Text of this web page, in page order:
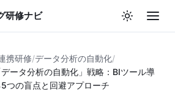
研修ナビ
携研修/データ分析の自動化/
ータ分析の自動化」戦略：BIツール導
つの盲点と回避アプローチ